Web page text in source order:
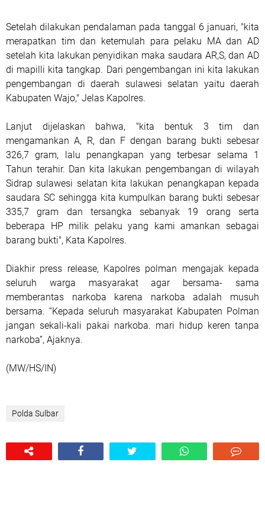
Setelah dilakukan pendalaman pada tanggal 6 januari, "kita
merapatkan tim dan ketemulah para pelaku MA dan AD
setelah kita lakukan penyidikan maka saudara AR,S, dan AD
di mapilli kita tangkap. Dari pengembangan ini kita lakukan
pengembangan di daerah sulawesi selatan yaitu daerah
Kabupaten Wajo," Jelas Kapolres.
Lanjut dijelaskan bahwa, "kita bentuk 3 tim dan
mengamankan A, R, dan F dengan barang bukti sebesar
326,7 gram, lalu penangkapan yang terbesar selama 1
Tahun terahir. Dan kita lakukan pengembangan di wilayah
Sidrap sulawesi selatan kita lakukan penangkapan kepada
saudara SC sehingga kita kumpulkan barang bukti sebesar
335,7 gram dan tersangka sebanyak 19 orang serta
beberapa HP milik pelaku yang kami amankan sebagai
barang bukti", Kata Kapolres.
Diakhir press release, Kapolres polman mengajak kepada
seluruh warga masyarakat agar bersama- sama
memberantas narkoba karena narkoba adalah musuh
bersama. “Kepada seluruh masyarakat Kabupaten Polman
jangan sekali-kali pakai narkoba. mari hidup keren tanpa
narkoba”, Ajaknya.
(MW/HS/IN)
Polda Sulbar